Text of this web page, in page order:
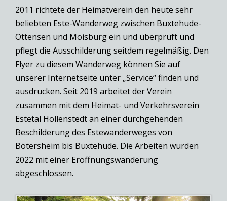
2011 richtete der Heimatverein den heute sehr
beliebten Este-Wanderweg zwischen Buxtehude-
Ottensen und Moisburg ein und überprüft und
pflegt die Ausschilderung seitdem regelmäßig. Den
Flyer zu diesem Wanderweg können Sie auf
unserer Internetseite unter „Service“ finden und
ausdrucken. Seit 2019 arbeitet der Verein
zusammen mit dem Heimat- und Verkehrsverein
Estetal Hollenstedt an einer durchgehenden
Beschilderung des Estewanderweges von
Bötersheim bis Buxtehude. Die Arbeiten wurden
2022 mit einer Eröffnungswanderung
abgeschlossen.